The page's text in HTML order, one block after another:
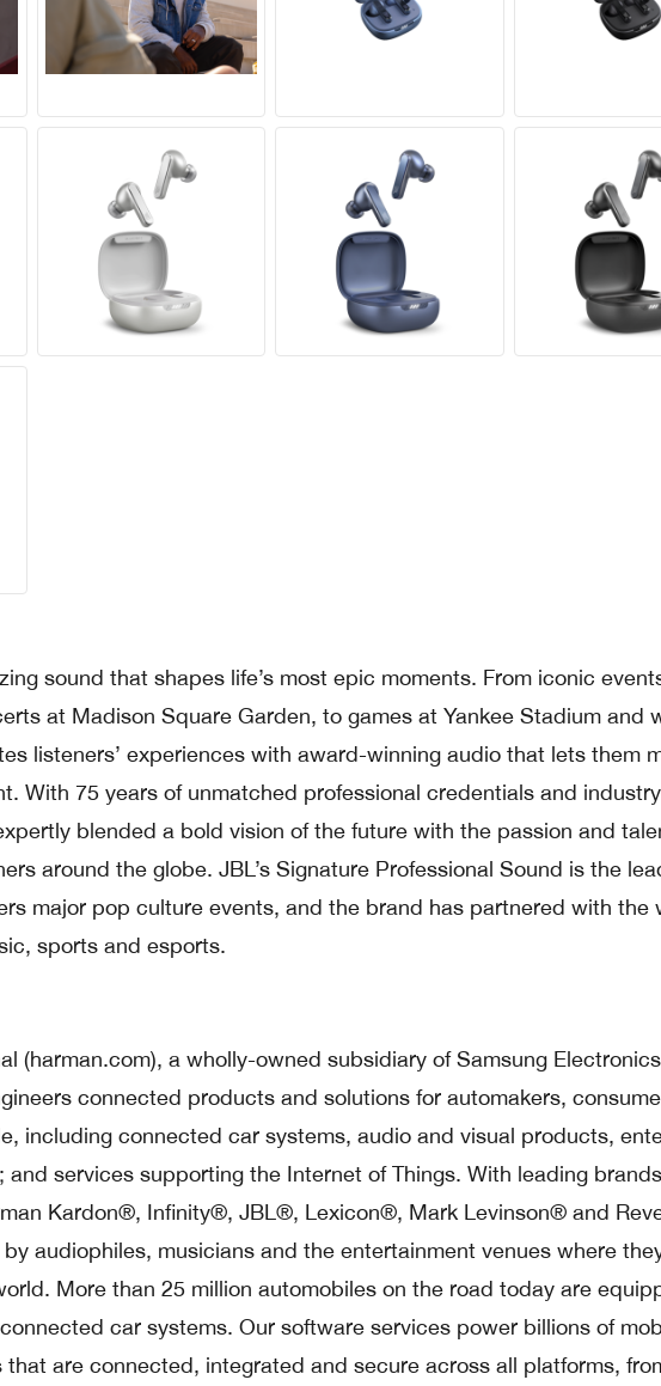
sound that shapes life’s most epic moments. From iconic
at Madison Square Garden, to games at Yankee Stadium and
listeners’ experiences with award-winning audio that lets them
With 75 years of unmatched professional credentials and
blended a bold vision of the future with the passion and
around the globe. JBL’s Signature Professional Sound is the
major pop culture events, and the brand has partnered with the
sports and esports.
(harman.com), a wholly-owned subsidiary of Samsung
connected products and solutions for automakers,
including connected car systems, audio and visual products,
and services supporting the Internet of Things. With leading brands
Kardon®, Infinity®, JBL®, Lexicon®, Mark Levinson® and
audiophiles, musicians and the entertainment venues where
More than 25 million automobiles on the road today are
car systems. Our software services power billions of
are connected, integrated and secure across all platforms,